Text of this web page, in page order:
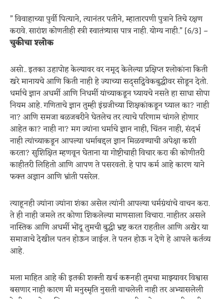
” विवाहाच्या पुर्वी पित्याने, त्यानंतर पतीने, म्हातारपणी पुत्राने तिचे रक्षण
करावे. सारांश कोणतीही स्त्री स्वातंत्र्यास पात्र नाही. योग्य नाही.” [6/3] –
चुकीचा श्लोक
असो.. इतका उहापोह केल्यावर वर नमूद केलेल्या प्रक्षिप्त श्लोकांना किती
खरे मानायचे आणि किती नाही हे ज्याच्या सद्सद्विवेकबुद्धीवर सोडून देतो.
धर्माचे ज्ञान अधर्मी आणि निधर्मी यांच्याकडून घ्यायचे नसते हा साधा सोपा
नियम आहे. गणिताचे ज्ञान तुम्ही इंग्रजीच्या शिक्षकांकडून घ्याल का? नाही
ना? आणि समजा बळजबरीने घेतलेच तर त्याचे परिणाम चांगले होणार
आहेत का? नाही ना? मग ज्यांना धर्माचे ज्ञान नाही, चिंतन नाही, संदर्भ
नाही त्यांच्याकडून आपल्या धर्माबद्दल ज्ञान मिळवण्याची अपेक्षा कशी
करता? सुशिक्षित म्हणवून घेताना या गोष्टीचाही विचार करा की कोणीतरी
काहीतरी लिहितो आणि आपण ते पसरवतो. हे पाप कर्म आहे कारण याने
फक्त अज्ञान आणि भ्रांती पसरेल.
त्याहूनही ज्यांना ज्यांना शंका असेल त्यांनी आपल्या धर्मग्रंथांचे वाचन करा.
ते ही नाही जमले तर कोणा शिकलेल्या माणसाला विचारा. नाहीतर असले
नास्तिक आणि अधर्मी भोंदू तुमची बुद्धी भ्रष्ट करत राहतील आणि अखेर या
समाजाचे देखील पतन होऊन जाईल. ते पतन होऊ न देणे हे आपले कर्तव्य
आहे.
मला माहित आहे की इतकी शक्ती खर्च करूनही तुमचा माझ्यावर विश्वास
बसणार नाही कारण मी मनुस्मृति नुसती वाचलेली नाही तर अभ्यासलेली